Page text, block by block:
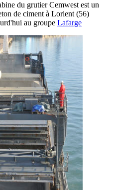
du grutier Cemwest est un
de ciment à Lorient (56)
au groupe Lafarge